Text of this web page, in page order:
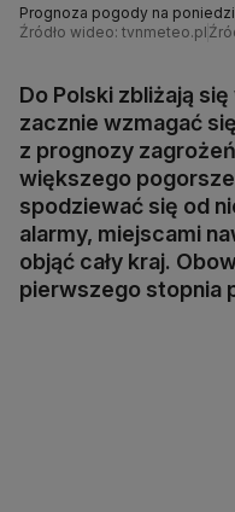
Prognoza pogody na
Źródło wideo: tvnmeteo.pl
Do Polski zbliżają
zacznie wzmagać
z prognozy
większego
spodziewać się od
alarmy, miejscami
objąć cały kraj.
pierwszego stopnia